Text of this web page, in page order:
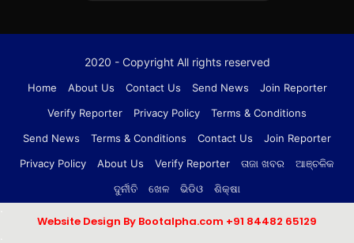
2020 - Copyright All rights reserved
Home About Us Contact Us Send News
Join Reporter
Verify Reporter
Privacy Policy
Terms & Conditions
Send News
Terms & Conditions Contact Us
Join Reporter
Privacy Policy
About Us Verify Reporter ତାଜା ଖବର
ଆଞ୍ଚଳିକ
ଦୁର୍ନୀତି
ଖେଳ ଭିଡିଓ ଶିକ୍ଷା
Website Design By Bootalpha.com +91 84482 65129